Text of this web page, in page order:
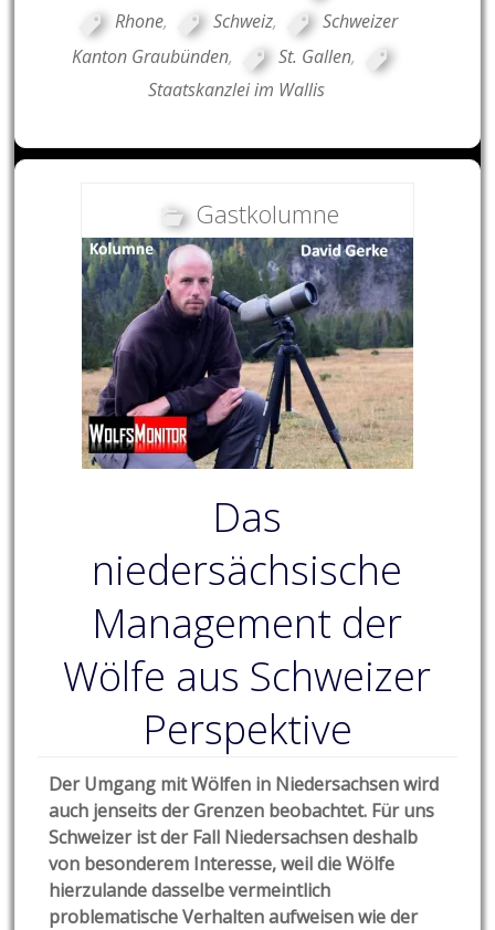
Rhone, Schweiz,
Schweizer
Kanton Graubünden, St. Gallen,
Staatskanzlei im Wallis
Gastkolumne
Das
niedersächsische
Management der
Wölfe aus Schweizer
Perspektive
Der Umgang mit Wölfen in Niedersachsen wird
auch jenseits der Grenzen beobachtet. Für uns
Schweizer ist der Fall Niedersachsen deshalb
von besonderem Interesse, weil die Wölfe
hierzulande dasselbe vermeintlich
problematische Verhalten aufweisen wie der